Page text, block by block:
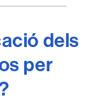
dels
per